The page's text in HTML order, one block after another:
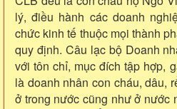
lý, điều hành các doanh
chức kinh tế thuộc mọi thành
quy định. Câu lạc bộ Doanh
với tôn chỉ, mục đích tập hợp,
là doanh nhân con cháu, dâu,
ở trong nước cũng như ở nước